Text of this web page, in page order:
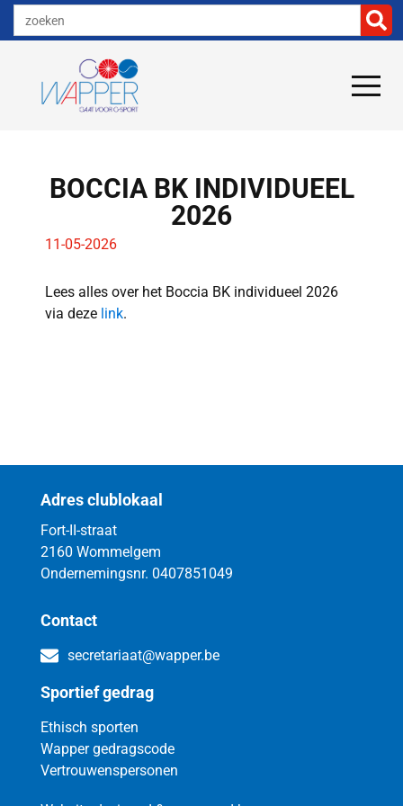
BOCCIA BK INDIVIDUEEL
2026
11-05-2026
Lees alles over het Boccia BK individueel 2026
via deze link.
Adres clublokaal
Fort-II-straat
2160 Wommelgem
Ondernemingsnr. 0407851049
Contact
secretariaat@wapper.be
Sportief gedrag
Ethisch sporten
Wapper gedragscode
Vertrouwenspersonen